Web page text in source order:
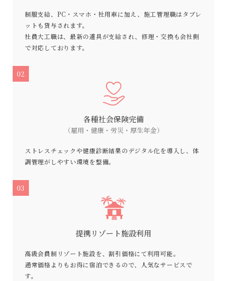
制服支給、PC・スマホ・社用車に加え、施工管理職はタブレ
ットも貸与されます。
社員大工職は、最新の道具が支給され、修理・交換も会社側
で対応しております。
02
各種社会保険完備
（雇用・健康・労災・厚生年金）
ストレスチェックや健康診断結果のデジタル化を導入し、体
調管理がしやすい環境を整備。
03
提携リゾート施設利用
高級会員制リゾート施設を、割引価格にて利用可能。
通常価格よりもお得に宿泊できるので、人気なサービスで
す。